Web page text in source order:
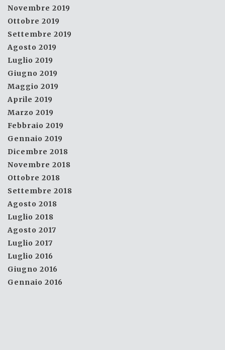
Novembre 2019
Ottobre 2019
Settembre 2019
Agosto 2019
Luglio 2019
Giugno 2019
Maggio 2019
Aprile 2019
Marzo 2019
Febbraio 2019
Gennaio 2019
Dicembre 2018
Novembre 2018
Ottobre 2018
Settembre 2018
Agosto 2018
Luglio 2018
Agosto 2017
Luglio 2017
Luglio 2016
Giugno 2016
Gennaio 2016